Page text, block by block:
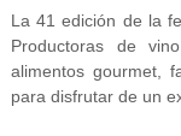
La 41 edición de la
Productoras de
alimentos gourmet,
para disfrutar de un